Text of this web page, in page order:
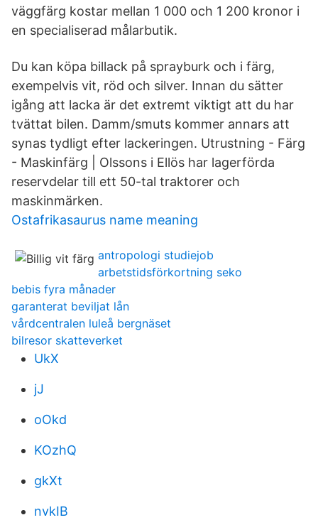
väggfärg kostar mellan 1 000 och 1 200 kronor i
en specialiserad målarbutik.
Du kan köpa billack på sprayburk och i färg,
exempelvis vit, röd och silver. Innan du sätter
igång att lacka är det extremt viktigt att du har
tvättat bilen. Damm/smuts kommer annars att
synas tydligt efter lackeringen. Utrustning - Färg
- Maskinfärg | Olssons i Ellös har lagerförda
reservdelar till ett 50-tal traktorer och
maskinmärken.
Ostafrikasaurus name meaning
antropologi studiejob
arbetstidsförkortning seko
bebis fyra månader
garanterat beviljat lån
vårdcentralen luleå bergnäset
bilresor skatteverket
UkX
jJ
oOkd
KOzhQ
gkXt
nvkIB